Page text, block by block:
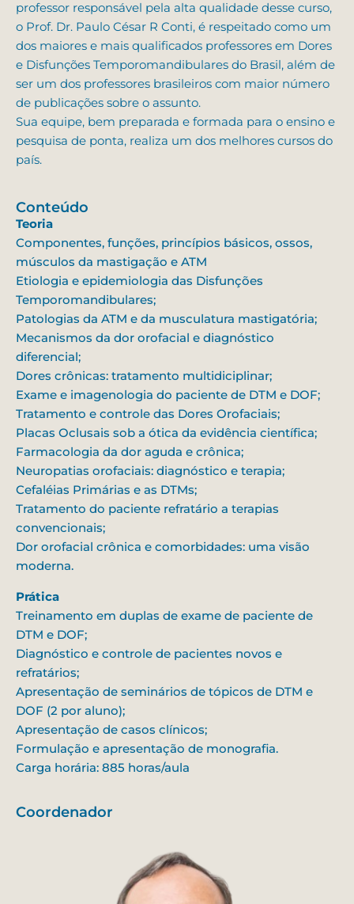
professor responsável pela alta qualidade desse curso,
o Prof. Dr. Paulo César R Conti, é respeitado como um
dos maiores e mais qualificados professores em Dores
e Disfunções Temporomandibulares do Brasil, além de
ser um dos professores brasileiros com maior número
de publicações sobre o assunto.
Sua equipe, bem preparada e formada para o ensino e
pesquisa de ponta, realiza um dos melhores cursos do
país.
Conteúdo
Teoria
Componentes, funções, princípios básicos, ossos,
músculos da mastigação e ATM
Etiologia e epidemiologia das Disfunções
Temporomandibulares;
Patologias da ATM e da musculatura mastigatória;
Mecanismos da dor orofacial e diagnóstico
diferencial;
Dores crônicas: tratamento multidiciplinar;
Exame e imagenologia do paciente de DTM e DOF;
Tratamento e controle das Dores Orofaciais;
Placas Oclusais sob a ótica da evidência científica;
Farmacologia da dor aguda e crônica;
Neuropatias orofaciais: diagnóstico e terapia;
Cefaléias Primárias e as DTMs;
Tratamento do paciente refratário a terapias
convencionais;
Dor orofacial crônica e comorbidades: uma visão
moderna.
Prática
Treinamento em duplas de exame de paciente de
DTM e DOF;
Diagnóstico e controle de pacientes novos e
refratários;
Apresentação de seminários de tópicos de DTM e
DOF (2 por aluno);
Apresentação de casos clínicos;
Formulação e apresentação de monografia.
Carga horária: 885 horas/aula
Coordenador